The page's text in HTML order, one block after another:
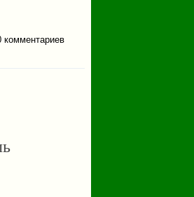
Тунгуска
комментариев